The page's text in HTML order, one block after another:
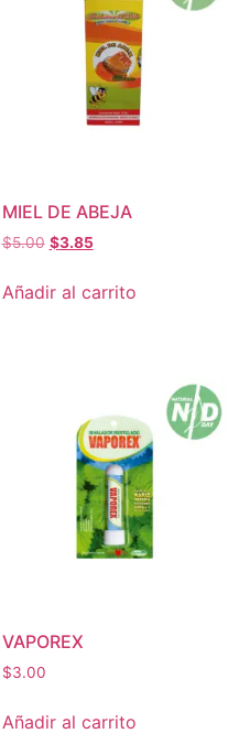
MIEL DE ABEJA
$5.00 $3.85
Añadir al carrito
VAPOREX
$3.00
Añadir al carrito